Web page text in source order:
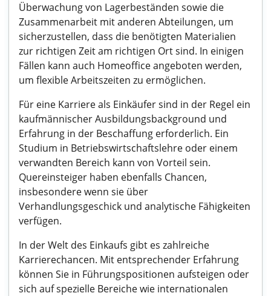
Überwachung von Lagerbeständen sowie die
Zusammenarbeit mit anderen Abteilungen, um
sicherzustellen, dass die benötigten Materialien
zur richtigen Zeit am richtigen Ort sind. In einigen
Fällen kann auch Homeoffice angeboten werden,
um flexible Arbeitszeiten zu ermöglichen.
Für eine Karriere als Einkäufer sind in der Regel ein
kaufmännischer Ausbildungsbackground und
Erfahrung in der Beschaffung erforderlich. Ein
Studium in Betriebswirtschaftslehre oder einem
verwandten Bereich kann von Vorteil sein.
Quereinsteiger haben ebenfalls Chancen,
insbesondere wenn sie über
Verhandlungsgeschick und analytische Fähigkeiten
verfügen.
In der Welt des Einkaufs gibt es zahlreiche
Karrierechancen. Mit entsprechender Erfahrung
können Sie in Führungspositionen aufsteigen oder
sich auf spezielle Bereiche wie internationalen